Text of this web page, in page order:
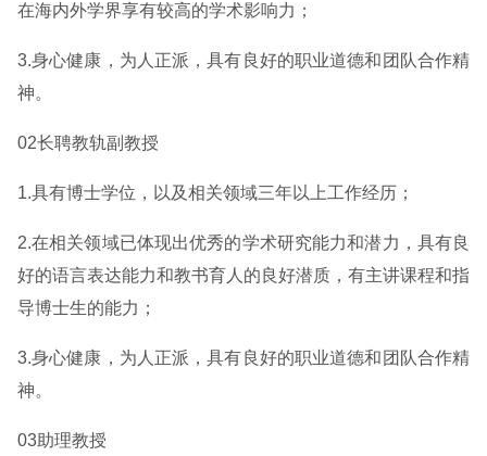
在海内外学界享有较高的学术影响力；
3.身心健康，为人正派，具有良好的职业道德和团队合作精
神。
02长聘教轨副教授
1.具有博士学位，以及相关领域三年以上工作经历；
2.在相关领域已体现出优秀的学术研究能力和潜力，具有良
好的语言表达能力和教书育人的良好潜质，有主讲课程和指
导博士生的能力；
3.身心健康，为人正派，具有良好的职业道德和团队合作精
神。
03助理教授